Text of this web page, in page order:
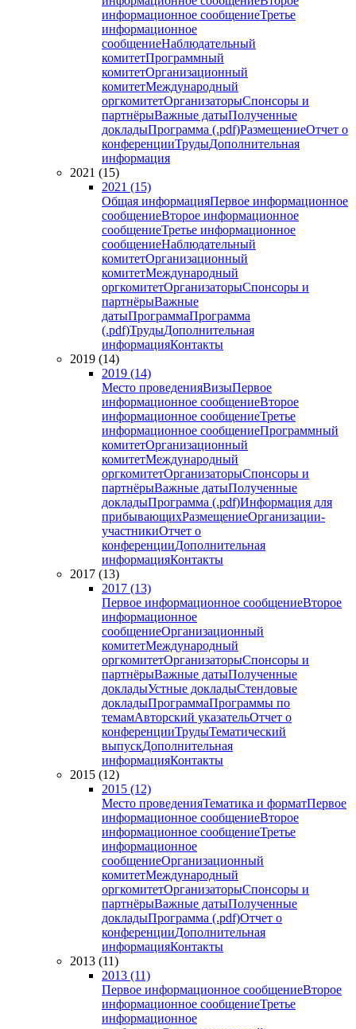
информационное сообщениеТретье
информационное
сообщениеНаблюдательный
комитетПрограммный
комитетОрганизационный
комитетМеждународный
оргкомитетОрганизаторыСпонсоры и
партнёрыВажные датыПолученные
докладыПрограмма (.pdf)РазмещениеОтчет о
конференцииТрудыДополнительная
информация
2021 (15)
2021 (15)
Общая информацияПервое информационное
сообщениеВторое информационное
сообщениеТретье информационное
сообщениеНаблюдательный
комитетОрганизационный
комитетМеждународный
оргкомитетОрганизаторыСпонсоры и
партнёрыВажные
датыПрограммаПрограмма
(.pdf)ТрудыДополнительная
информацияКонтакты
2019 (14)
2019 (14)
Место проведенияВизыПервое
информационное сообщениеВторое
информационное сообщениеТретье
информационное сообщениеПрограммный
комитетОрганизационный
комитетМеждународный
оргкомитетОрганизаторыСпонсоры и
партнёрыВажные датыПолученные
докладыПрограмма (.pdf)Информация для
прибывающихРазмещениеОрганизации-
участникиОтчет о
конференцииДополнительная
информацияКонтакты
2017 (13)
2017 (13)
Первое информационное сообщениеВторое
информационное
сообщениеОрганизационный
комитетМеждународный
оргкомитетОрганизаторыСпонсоры и
партнёрыВажные датыПолученные
докладыУстные докладыСтендовые
докладыПрограммаПрограммы по
темамАвторский указательОтчет о
конференцииТрудыТематический
выпускДополнительная
информацияКонтакты
2015 (12)
2015 (12)
Место проведенияТематика и форматПервое
информационное сообщениеВторое
информационное сообщениеТретье
информационное
сообщениеОрганизационный
комитетМеждународный
оргкомитетОрганизаторыСпонсоры и
партнёрыВажные датыПолученные
докладыПрограмма (.pdf)Отчет о
конференцииДополнительная
информацияКонтакты
2013 (11)
2013 (11)
Первое информационное сообщениеВторое
информационное сообщениеТретье
информационное